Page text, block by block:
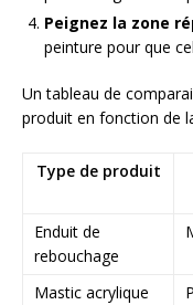
Peignez la zone
peinture pour que
Un tableau de
produit en fonction de
Type de produit
Enduit de
rebouchage
Mastic acrylique